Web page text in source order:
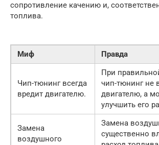
сопротивление качению и,
топлива.
Миф Правда
Чип-тюнинг всегда
вредит двигателю.
При
чип-тюнинг не
двигателю, а
улучшить его
Замена
воздушного
Замена
существенно